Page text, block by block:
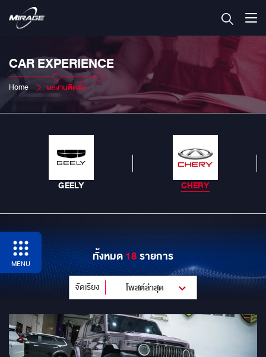
CAR EXPERIENCE
Home ผลงานติดตั้ง
GEELY CHERY
MENU ทั้งหมด18รายการ
จัดเรียง โพสต์ล่าสุด